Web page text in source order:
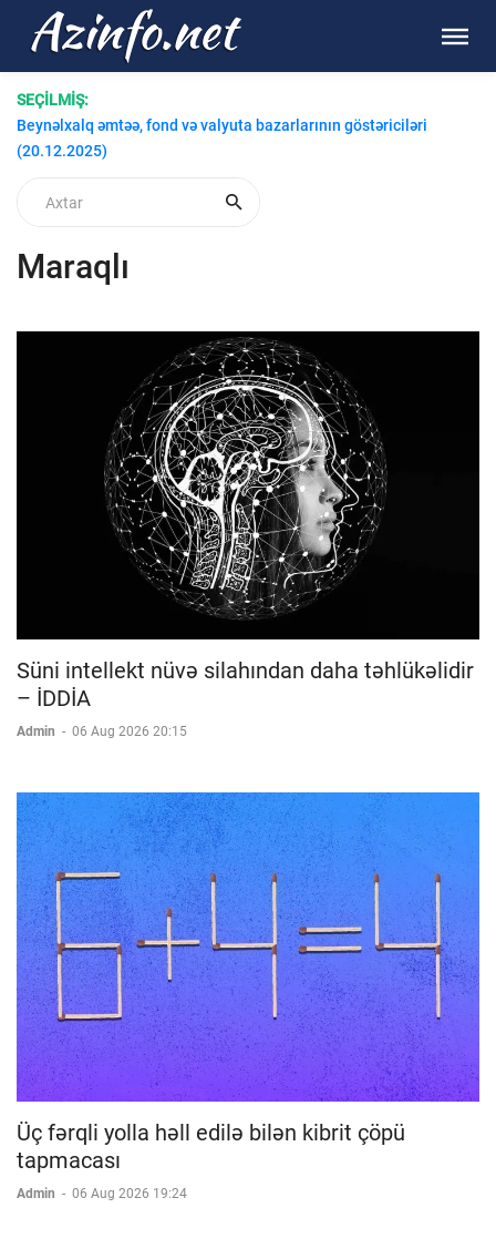
SEÇİLMİŞ:
Beynəlxalq əmtəə, fond və valyuta bazarlarının göstəriciləri
(20.12.2025)
Maraqlı
Süni intellekt nüvə silahından daha təhlükəlidir
– İDDİA
Admin - 06 Aug 2026 20:15
Üç fərqli yolla həll edilə bilən kibrit çöpü
tapmacası
Admin - 06 Aug 2026 19:24